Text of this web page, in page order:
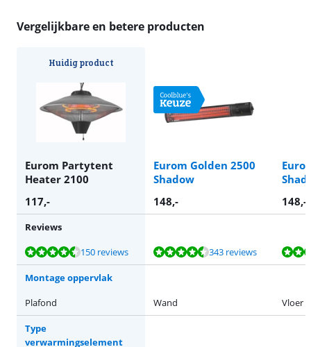
Vergelijkbare en betere producten
Huidig product
Eurom Partytent
Heater 2100
Eurom Golden 2500
Shadow
117,- 148,- 148,-
Reviews
Beoordeling is 9,3 van de 10, gebaseerd op 150 reviews.
150 reviews
Beoordeling is 9,1 van de 10, gebaseerd op 343 reviews.343 reviews
Beoordeling is 9,1 van de 10, gebaseerd op 85 reviews.
Beoordeling is 8,7 van de 10, gebaseerd op 4 reviews.
Beoordeling is 8,7 van de 10, gebaseerd op 4 reviews.
Montage oppervlak
Plafond
Wand Vloer
Type
verwarmingselement